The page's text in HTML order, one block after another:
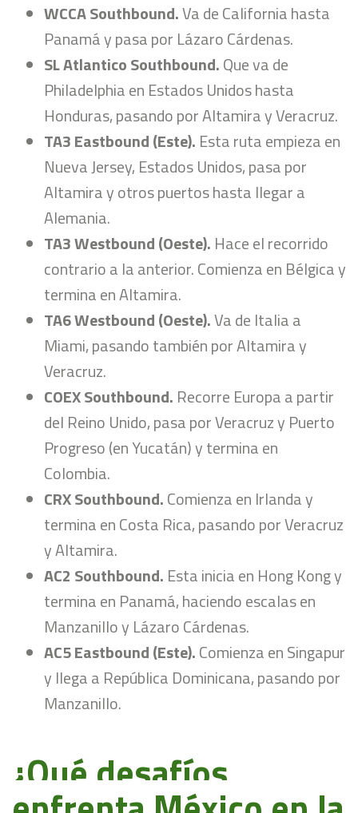
WCCA Southbound.Va de California hasta
Panamá y pasa por Lázaro Cárdenas.
SL Atlantico Southbound.Que va de
Philadelphia en Estados Unidos hasta
Honduras, pasando por Altamira y Veracruz.
TA3 Eastbound (Este). Esta ruta empieza en
Nueva Jersey, Estados Unidos, pasa por
Altamira y otros puertos hasta llegar a
Alemania.
TA3 Westbound (Oeste). Hace el recorrido
contrario a la anterior. Comienza en Bélgica y
termina en Altamira.
TA6 Westbound (Oeste).Va de Italia a
Miami, pasando también por Altamira y
Veracruz.
COEX Southbound. Recorre Europa a partir
del Reino Unido, pasa por Veracruz y Puerto
Progreso (en Yucatán) y termina en
Colombia.
CRX Southbound.Comienza en Irlanda y
termina en Costa Rica, pasando por Veracruz
y Altamira.
AC2 Southbound. Esta inicia en Hong Kong y
termina en Panamá, haciendo escalas en
Manzanillo y Lázaro Cárdenas.
AC5 Eastbound (Este).Comienza en Singapur
y llega a República Dominicana, pasando por
Manzanillo.
¿Qué desafíos